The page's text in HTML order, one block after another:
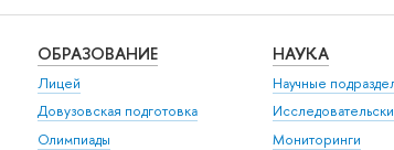
ОБРАЗОВАНИЕ
Лицей
Довузовская подготовка
Олимпиады
НАУКА
Научные
Мониторинги